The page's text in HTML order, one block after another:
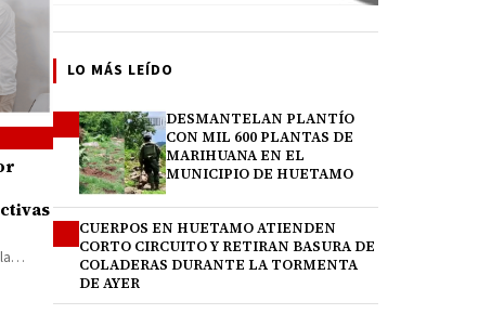
de…
LO MÁS LEÍDO
DESMANTELAN PLANTÍO
CON MIL 600 PLANTAS DE
MARIHUANA EN EL
MUNICIPIO DE HUETAMO
CUERPOS EN HUETAMO ATIENDEN
CORTO CIRCUITO Y RETIRAN BASURA DE
COLADERAS DURANTE LA TORMENTA
DE AYER